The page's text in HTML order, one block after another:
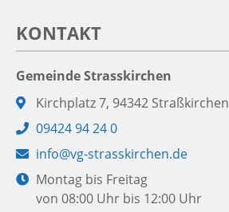
KONTAKT
Gemeinde Strasskirchen
Adresse:
Kirchplatz 7, 94342 Straßkirchen
Telefon:
09424 94 24 0
E-
Mail:
info@vg-strasskirchen.de
Öffnungszeiten:
Montag bis Freitag
von 08:00 Uhr bis 12:00 Uhr